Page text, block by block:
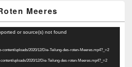
Meeres
or source(s) not found
content/uploads/2020/12/Die-Teilung-des-roten-Meeres.mp4?_=2
uploads/2020/12/Die-Teilung-des-roten-Meeres.mp4?_=2